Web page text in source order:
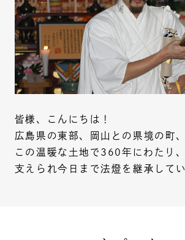
皆様、こんにちは！
広島県の東部、岡山との県境の町
この温暖な土地で360年にわたり
支えられ今日まで法燈を継承してい